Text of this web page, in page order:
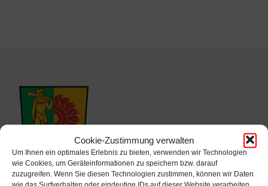
Cookie-Zustimmung verwalten
Um Ihnen ein optimales Erlebnis zu bieten, verwenden wir Technologien
wie Cookies, um Geräteinformationen zu speichern bzw. darauf
zuzugreifen. Wenn Sie diesen Technologien zustimmen, können wir Daten